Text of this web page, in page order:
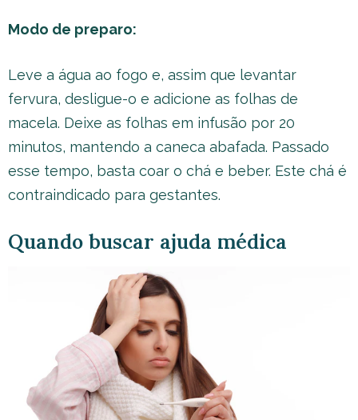
Modo de preparo:
Leve a água ao fogo e, assim que levantar
fervura, desligue-o e adicione as folhas de
macela. Deixe as folhas em infusão por 20
minutos, mantendo a caneca abafada. Passado
esse tempo, basta coar o chá e beber. Este chá é
contraindicado para gestantes.
Quando buscar ajuda médica